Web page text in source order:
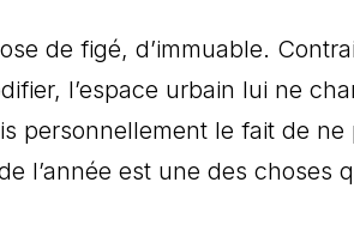
de figé, d’immuable.
l’espace urbain lui ne
personnellement le fait de
l’année est une des